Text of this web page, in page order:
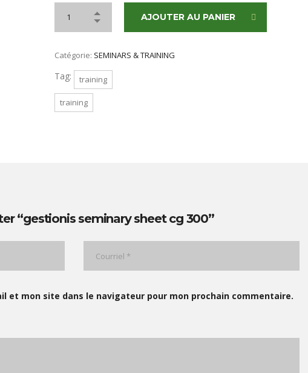
AJOUTER AU PANIER
Catégorie: SEMINARS & TRAINING
Tag: training
training
“gestionis seminary sheet cg 300”
et mon site dans le navigateur pour mon prochain commentaire.